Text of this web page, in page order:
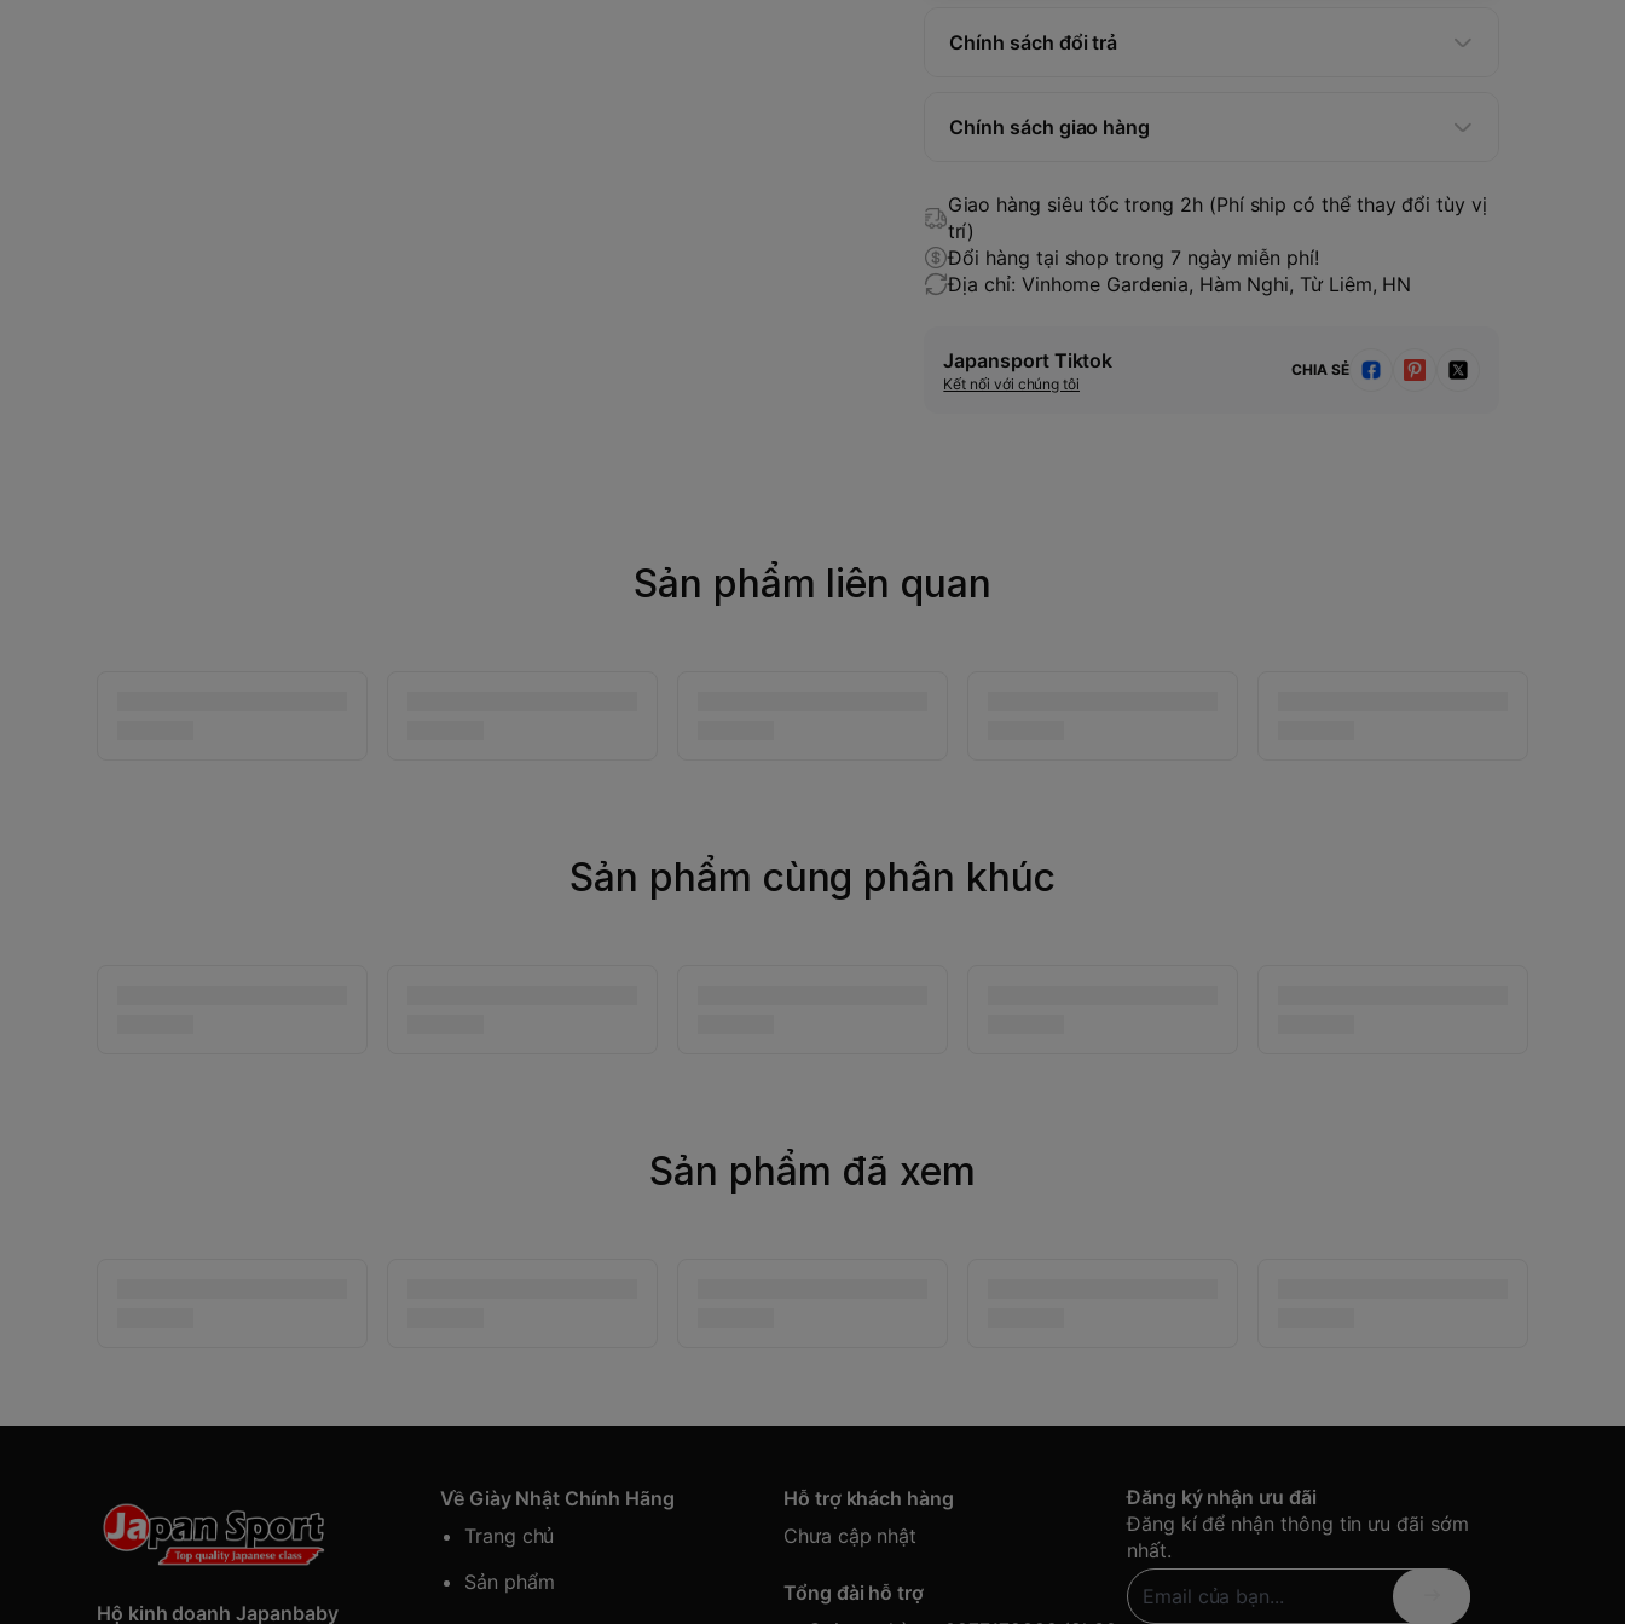
Chính sách đổi trả
Chính sách giao hàng
Giao hàng siêu tốc trong 2h (Phí ship có thể thay đổi tùy vị
trí)
Đổi hàng tại shop trong 7 ngày miễn phí!
Địa chỉ: Vinhome Gardenia, Hàm Nghi, Từ Liêm, HN
Japansport Tiktok
Kết nối với chúng tôi
CHIA SẺ
Sản phẩm liên quan
Sản phẩm cùng phân khúc
Sản phẩm đã xem
Hộ kinh doanh Japanbaby
Về Giày Nhật Chính Hãng
Trang chủ
Sản phẩm
Hỗ trợ khách hàng
Chưa cập nhật
Tổng đài hỗ trợ
Đăng ký nhận ưu đãi
Đăng kí để nhận thông tin ưu đãi sớm
nhất.